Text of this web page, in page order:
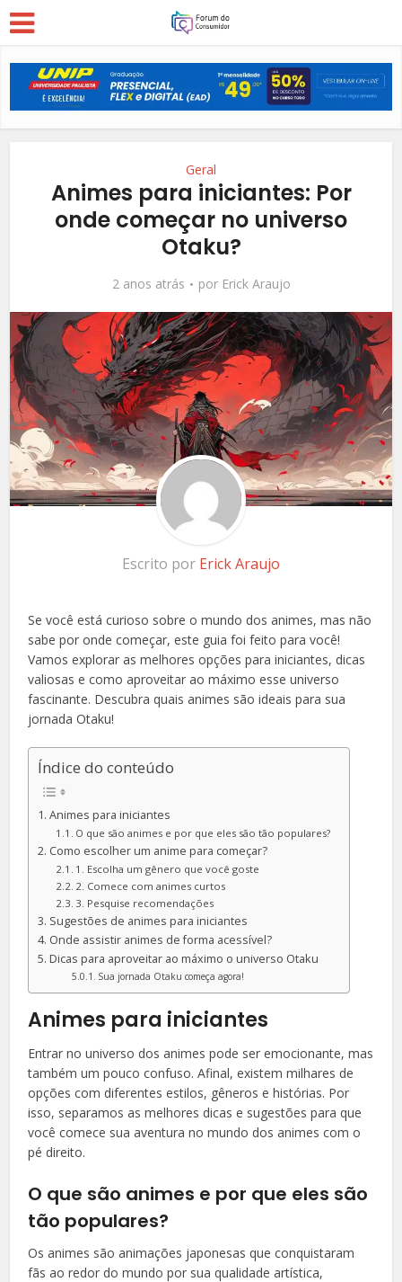
Geral
Animes para iniciantes: Por
onde começar no universo
Otaku?
2 anos atrás por Erick Araujo
Escrito por Erick Araujo
Se você está curioso sobre o mundo dos animes, mas não
sabe por onde começar, este guia foi feito para você!
Vamos explorar as melhores opções para iniciantes, dicas
valiosas e como aproveitar ao máximo esse universo
fascinante. Descubra quais animes são ideais para sua
jornada Otaku!
Índice do conteúdo
Animes para iniciantes
O que são animes e por que eles são tão populares?
Como escolher um anime para começar?
1. Escolha um gênero que você goste
2. Comece com animes curtos
3. Pesquise recomendações
Sugestões de animes para iniciantes
Onde assistir animes de forma acessível?
Dicas para aproveitar ao máximo o universo Otaku
Sua jornada Otaku começa agora!
Animes para iniciantes
Entrar no universo dos animes pode ser emocionante, mas
também um pouco confuso. Afinal, existem milhares de
opções com diferentes estilos, gêneros e histórias. Por
isso, separamos as melhores dicas e sugestões para que
você comece sua aventura no mundo dos animes com o
pé direito.
O que são animes e por que eles são
tão populares?
Os animes são animações japonesas que conquistaram
fãs ao redor do mundo por sua qualidade artística,